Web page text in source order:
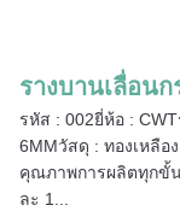
รางบานเลื่อน
รหัส : 002ยี่ห้อ :
6MMวัสดุ : ทองเหลือ
คุณภาพการผลิตทุกขั้
ละ 1...